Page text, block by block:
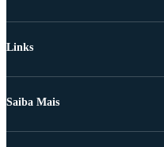
Links
Saiba Mais